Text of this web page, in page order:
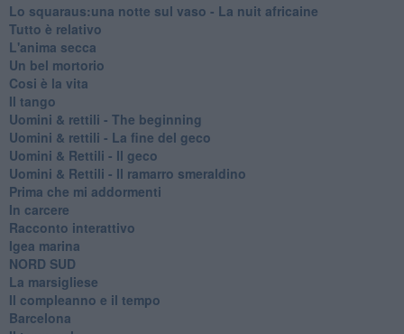
Lo squaraus:una notte sul vaso - La nuit africaine
Tutto è relativo
L'anima secca
Un bel mortorio
Cosi è la vita
Il tango
​Uomini & rettili - The beginning
​Uomini & rettili - La fine del geco
Uomini & Rettili - Il geco
Uomini & Rettili - Il ramarro smeraldino
Prima che mi addormenti
In carcere
Racconto interattivo
Igea marina
​NORD SUD
La marsigliese
Il compleanno e il tempo
Barcelona